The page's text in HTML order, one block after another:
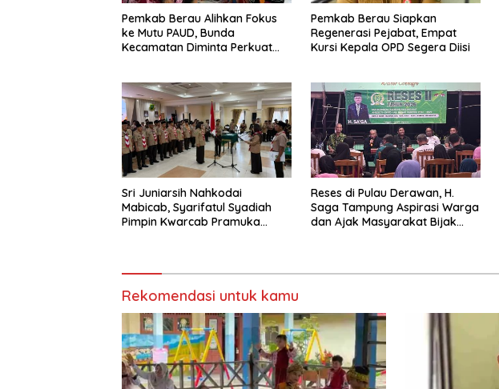
Pemkab Berau Alihkan Fokus
ke Mutu PAUD, Bunda
Kecamatan Diminta Perkuat
Pemkab Berau Siapkan
Regenerasi Pejabat, Empat
Kursi Kepala OPD Segera Diisi
Sri Juniarsih Nahkodai
Mabicab, Syarifatul Syadiah
Pimpin Kwarcab Pramuka
Reses di Pulau Derawan, H.
Saga Tampung Aspirasi Warga
dan Ajak Masyarakat Bijak
Rekomendasi untuk kamu